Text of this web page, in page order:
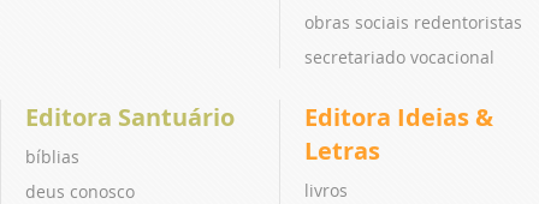
obras sociais redentoristas
secretariado vocacional
Editora Santuário
bíblias
deus conosco
Editora Ideias &
Letras
livros